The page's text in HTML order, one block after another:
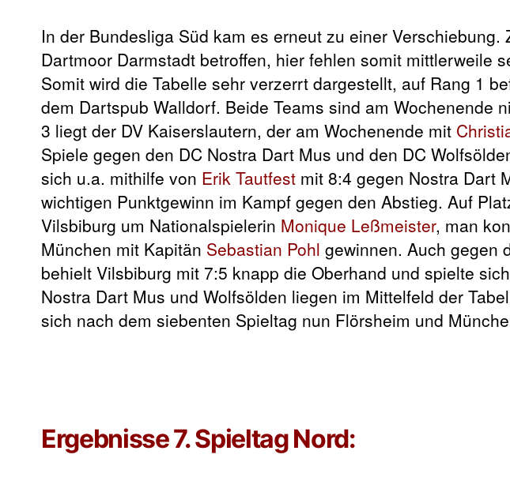
In der Bundesliga Süd kam es erneut zu einer
Dartmoor Darmstadt betroffen, hier fehlen somit mittlerweile
Somit wird die Tabelle sehr verzerrt dargestellt, auf Rang 1
dem Dartspub Walldorf. Beide Teams sind am Wochenende
3 liegt der DV Kaiserslautern, der am Wochenende mit
Spiele gegen den DC Nostra Dart Mus und den DC
sich u.a. mithilfe von Erik Tautfest mit 8:4 gegen Nostra Dart
wichtigen Punktgewinn im Kampf gegen den Abstieg. Auf
Vilsbiburg um Nationalspielerin Monique Leßmeister, man
München mit Kapitän Sebastian Pohl gewinnen. Auch gegen
behielt Vilsbiburg mit 7:5 knapp die Oberhand und spielte
Nostra Dart Mus und Wolfsölden liegen im Mittelfeld der
sich nach dem siebenten Spieltag nun Flörsheim und
Ergebnisse 7. Spieltag Nord: